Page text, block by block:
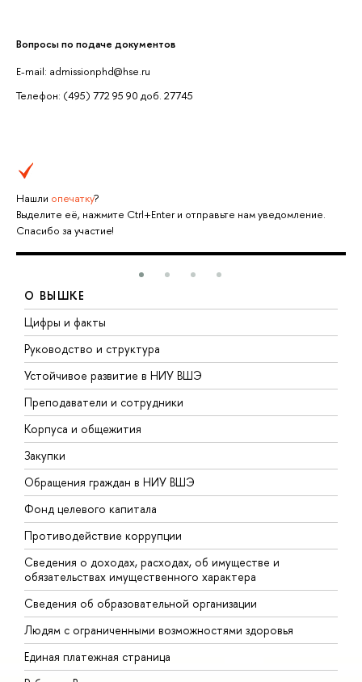
Вопросы по подаче документов
E-mail: admissionphd@hse.ru
Телефон: (495) 772 95 90 доб. 27745
Нашли опечатку?
Выделите её, нажмите Ctrl+Enter и отправьте нам уведомление.
Спасибо за участие!
О ВЫШКЕ
Цифры и факты
Руководство и структура
Устойчивое развитие в НИУ ВШЭ
Преподаватели и сотрудники
Корпуса и общежития
Закупки
Обращения граждан в НИУ ВШЭ
Фонд целевого капитала
Противодействие коррупции
Сведения о доходах, расходах, об имуществе и
обязательствах имущественного характера
Сведения об образовательной организации
Людям с ограниченными возможностями здоровья
Единая платежная страница